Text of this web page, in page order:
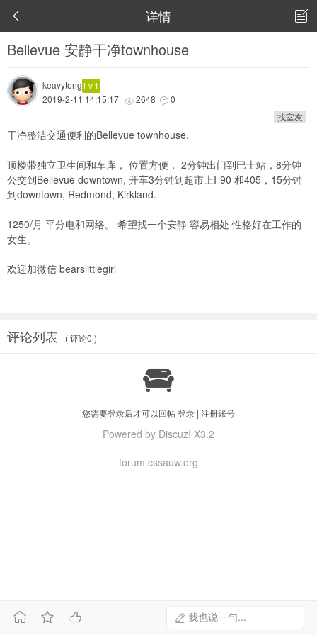
 详情 
Bellevue 安静干净townhouse
keavyteng Lv.1
2019-2-11 14:15:17  2648  0
找室友
干净整洁交通便利的Bellevue townhouse.
顶楼带独立卫生间和车库， 位置方便， 2分钟出门到巴士站，8分钟
公交到Bellevue downtown, 开车3分钟到超市上I-90 和405，15分钟
到downtown, Redmond, Kirkland.
1250/月 平分电和网络。 希望找一个安静 容易相处 性格好在工作的
女生。
欢迎加微信 bearslittlegirl
评论列表 ( 评论0 )

您需要登录后才可以回帖登录 | 注册账号
我也说一句...
  
Powered by Discuz! X3.2
forum.cssauw.org